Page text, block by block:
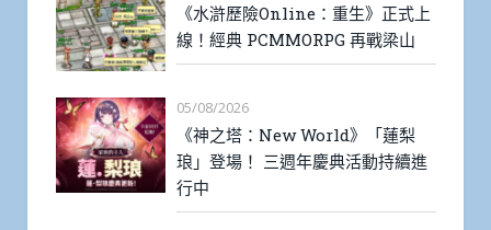
《水滸歷險Online：重生》正式上
線！經典 PCMMORPG 再戰梁山
05/08/2026
《神之塔：New World》「蓮梨
琅」登場！ 三週年慶典活動持續進
行中